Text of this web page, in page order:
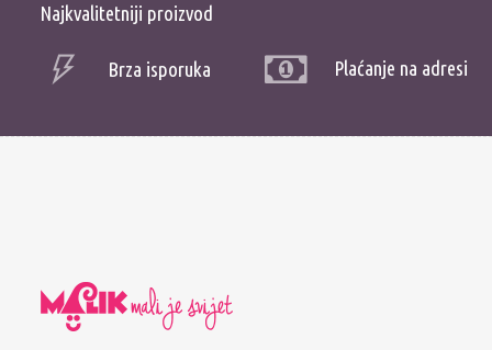
Najkvalitetniji proizvod
Brza isporuka Plaćanje na adresi